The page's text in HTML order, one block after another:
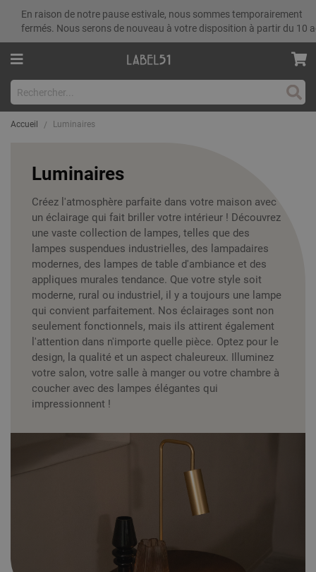
En raison de notre pause estivale, nous sommes temporairement
fermés. Nous serons de nouveau à votre disposition à partir du 10
Accueil Luminaires
Luminaires
Créez l'atmosphère parfaite dans votre maison avec
un éclairage qui fait briller votre intérieur ! Découvrez
une vaste collection de lampes, telles que des
lampes suspendues industrielles, des lampadaires
modernes, des lampes de table d'ambiance et des
appliques murales tendance. Que votre style soit
moderne, rural ou industriel, il y a toujours une lampe
qui convient parfaitement. Nos éclairages sont non
seulement fonctionnels, mais ils attirent également
l'attention dans n'importe quelle pièce. Optez pour le
design, la qualité et un aspect chaleureux. Illuminez
votre salon, votre salle à manger ou votre chambre à
coucher avec des lampes élégantes qui
impressionnent !